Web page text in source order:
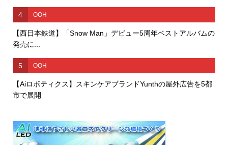
4 OOH
【西日本鉄道】「Snow Man」デビュー5周年ベストアルバムの
発売に...
5 OOH
【Aiロボティクス】スキンケアブランドYunthの屋外広告を5都
市で展開